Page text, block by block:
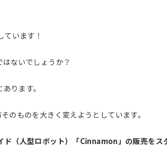
います！
ないでしょうか？
ります。
のものを大きく変えようとしています。
（人型ロボット）「Cinnamon」の販売をス